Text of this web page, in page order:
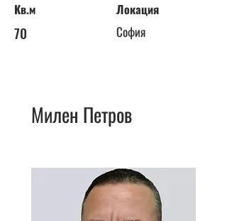
Кв.м
70
Локация
София
Милен Петров